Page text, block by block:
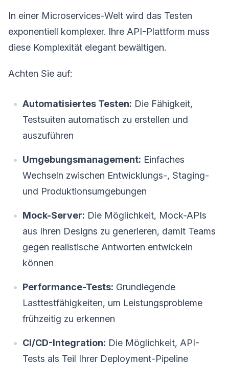
In einer Microservices-Welt wird das Testen
exponentiell komplexer. Ihre API-Plattform muss
diese Komplexität elegant bewältigen.
Achten Sie auf:
Automatisiertes Testen: Die Fähigkeit,
Testsuiten automatisch zu erstellen und
auszuführen
Umgebungsmanagement: Einfaches
Wechseln zwischen Entwicklungs-, Staging-
und Produktionsumgebungen
Mock-Server: Die Möglichkeit, Mock-APIs
aus Ihren Designs zu generieren, damit Teams
gegen realistische Antworten entwickeln
können
Performance-Tests: Grundlegende
Lasttestfähigkeiten, um Leistungsprobleme
frühzeitig zu erkennen
CI/CD-Integration: Die Möglichkeit, API-
Tests als Teil Ihrer Deployment-Pipeline